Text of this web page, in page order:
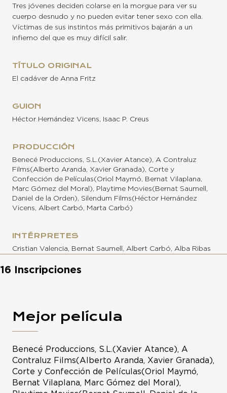
Tres jóvenes deciden colarse en la morgue para ver su
cuerpo desnudo y no pueden evitar tener sexo con ella.
Víctimas de sus instintos más primitivos bajarán a un
infierno del que es muy difícil salir.
TÍTULO ORIGINAL
El cadáver de Anna Fritz
GUION
Héctor Hernández Vicens, Isaac P. Creus
PRODUCCIÓN
Benecé Produccions, S.L.(Xavier Atance), A Contraluz
Films(Alberto Aranda, Xavier Granada), Corte y
Confección de Películas(Oriol Maymó, Bernat Vilaplana,
Marc Gómez del Moral), Playtime Movies(Bernat Saumell,
Daniel de la Orden), Silendum Films(Héctor Hernández
Vicens, Albert Carbó, Marta Carbó)
INTÉRPRETES
Cristian Valencia, Bernat Saumell, Albert Carbó, Alba Ribas
16 Inscripciones
Mejor película
Benecé Produccions, S.L.(Xavier Atance), A
Contraluz Films(Alberto Aranda, Xavier Granada),
Corte y Confección de Películas(Oriol Maymó,
Bernat Vilaplana, Marc Gómez del Moral),